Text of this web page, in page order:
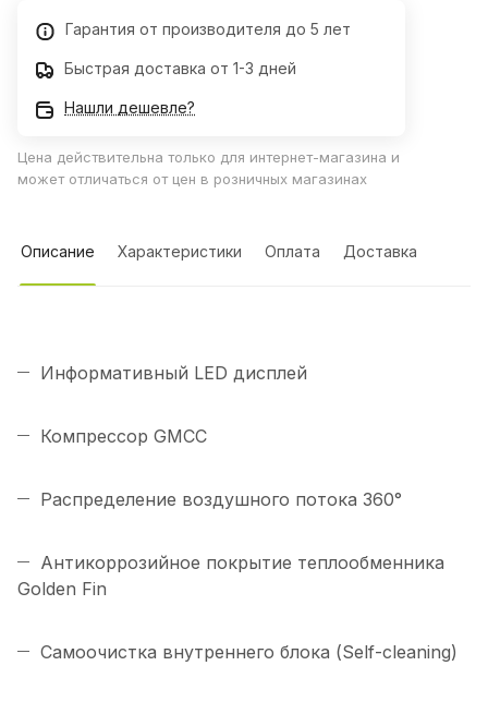
Гарантия от производителя до 5 лет
Быстрая доставка от 1-3 дней
Нашли дешевле?
Цена действительна только для интернет-магазина и
может отличаться от цен в розничных магазинах
Описание Характеристики Оплата Доставка
Информативный LED дисплей
Компрессор GMCC
Распределение воздушного потока 360°
Антикоррозийное покрытие теплообменника
Golden Fin
Самоочистка внутреннего блока (Self-cleaning)